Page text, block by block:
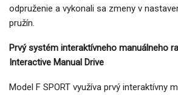
odpruženie a vykonali sa zmeny v
pružín.
Prvý systém interaktívneho manuálneho
Interactive Manual Drive
Model F SPORT využíva prvý interaktívny